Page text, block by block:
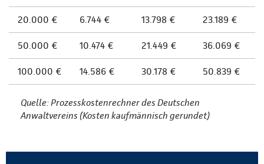
20.000 € 6.744 € 13.798 € 23.189 €
50.000 € 10.474 € 21.449 € 36.069 €
100.000 € 14.586 € 30.178 € 50.839 €
Quelle: Prozesskostenrechner des Deutschen
Anwaltvereins (Kosten kaufmännisch gerundet)